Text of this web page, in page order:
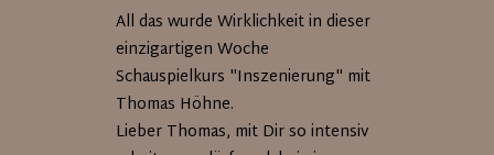
All das wurde Wirklichkeit in dieser
einzigartigen Woche
Schauspielkurs "Inszenierung" mit
Thomas Höhne.
Lieber Thomas, mit Dir so intensiv